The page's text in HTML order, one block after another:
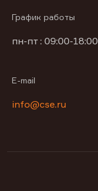
График работы
пн-пт : 09:00-18:00
E-mail
info@cse.ru